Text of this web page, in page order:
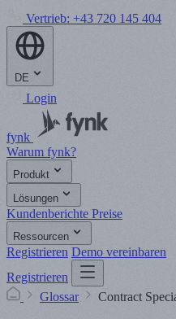
Vertrieb: +43 720 145 404
DE
Login
fynk
Warum fynk?
Produkt
Lösungen
Kundenberichte Preise
Ressourcen
Registrieren Demo vereinbaren
Registrieren
Glossar
Contract